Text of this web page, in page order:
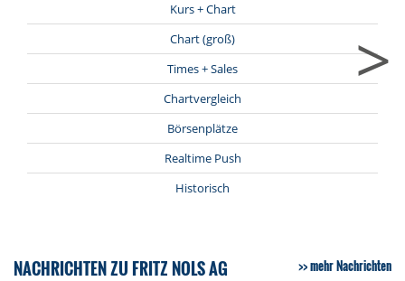
Kurs + Chart
Chart (groß)
Times + Sales
Chartvergleich
Börsenplätze
Realtime Push
Historisch
>
NACHRICHTEN ZU FRITZ NOLS AG mehr Nachrichten